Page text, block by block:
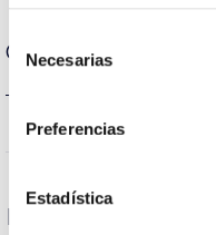
de
consentimiento
Necesarias
Preferencias
Estadística
Carcaça e
Índice de
Desempenho